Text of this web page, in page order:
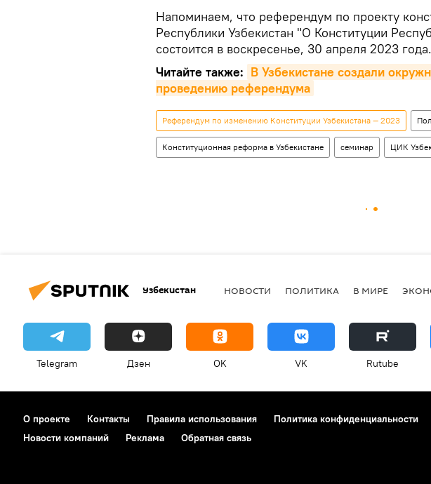
Напоминаем, что референдум по проекту
Республики Узбекистан "О Конституции
состоится в воскресенье, 30 апреля 2023 года.
Читайте также: В Узбекистане создали
проведению референдума
Референдум по изменению Конституции Узбекистана — 2023
Конституционная реформа в Узбекистане семинар ЦИК
Узбекистан НОВОСТИ ПОЛИТИКА В МИРЕ
Telegram Дзен OK VK Rutube
О проекте Контакты Правила использования Политика конфиденциальности
Новости компаний
Реклама Обратная связь